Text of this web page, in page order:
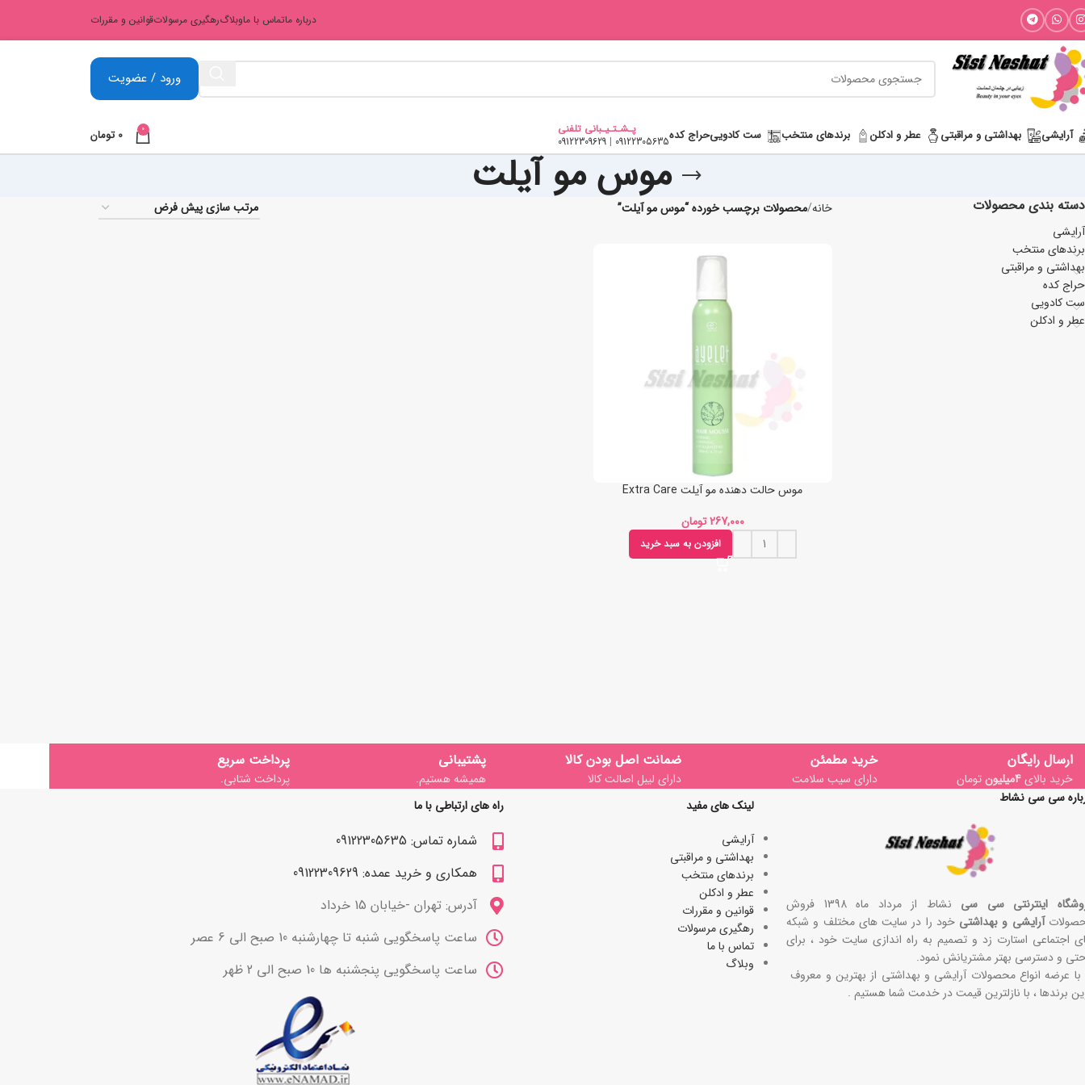
درباره ماتماس با ماوبلاگرهگیری مرسولاتقوانین و مقررات
ورود / عضویت
آرایشی بھداشتی و مراقبتی عطر و ادکلن برندهای منتخب ست کادوییحراج کده
پـشـتـیـبانی تلفنی
09122305635
|
09122309629
0
0 تومان
موس مو آیلت
دسته بندی محصولات
آرایشی
برندهای منتخب
بھداشتی و مراقبتی
حراج کده
ست کادویی
عطر و ادکلن
خانه محصولات برچسب خورده “موس مو آیلت”
موس حالت دهنده مو آیلت Extra Care
تومان
افزودن به سبد خرید
ارسال رایگان
خرید بالای4میلیون تومان
خرید مطمئن
دارای سیب سلامت
ضمانت اصل بودن کالا
دارای لیبل اصالت کالا
پشتیبانی
همیشه هستیم.
پرداخت سریع
پرداخت شتابی.
سی سی نشاط
اینترنتی سی سی
نشاط از مرداد ماه 1398 فروش
آرایشی و بهداشتی خود را در سایت های مختلف و شبکه
اجتماعی استارت زد و تصمیم به راه اندازی سایت خود ، برای
و دسترسی بهتر مشتریانش نمود.
با عرضه انواع محصولات آرایشی و بهداشتی از بهترین و معروف
برندها ، با نازلترین قیمت در خدمت شما هستیم .
لینک های مفید
آرایشی
بھداشتی و مراقبتی
برندهای منتخب
عطر و ادکلن
قوانین و مقررات
رهگیری مرسولات
تماس با ما
وبلاگ
راه های ارتباطی با ما
شماره تماس: 09122305635
همکاری و خرید عمده: 09122309629
آدرس: تهران -خیابان 15 خرداد
ساعت پاسخگویی شنبه تا چهارشنبه 10 صبح الی 6 عصر
ساعت پاسخگویی پنجشنبه ها 10 صبح الی 2 ظهر